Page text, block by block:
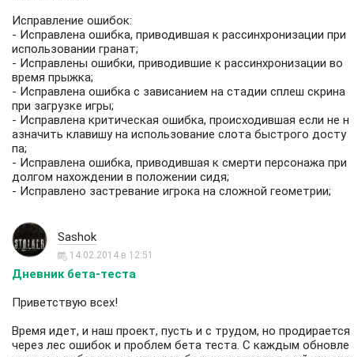
Исправление ошибок:
- Исправлена ошибка, приводившая к рассинхронизации при
использовании гранат;
- Исправлены ошибки, приводившие к рассинхронизации во
время прыжка;
- Исправлена ошибка с зависанием на стадии сплеш скрина
при загрузке игры;
- Исправлена критическая ошибка, происходившая если не н
азначить клавишу на использование слота быстрого досту
па;
- Исправлена ошибка, приводившая к смерти персонажа при
долгом нахождении в положении сидя;
- Исправлено застревание игрока на сложной геометрии;
Sashok
14.02.2014 в 12:51
Дневник бета-теста
Приветствую всех!
Время идет, и наш проект, пусть и с трудом, но продирается
через лес ошибок и проблем бета теста. С каждым обновле